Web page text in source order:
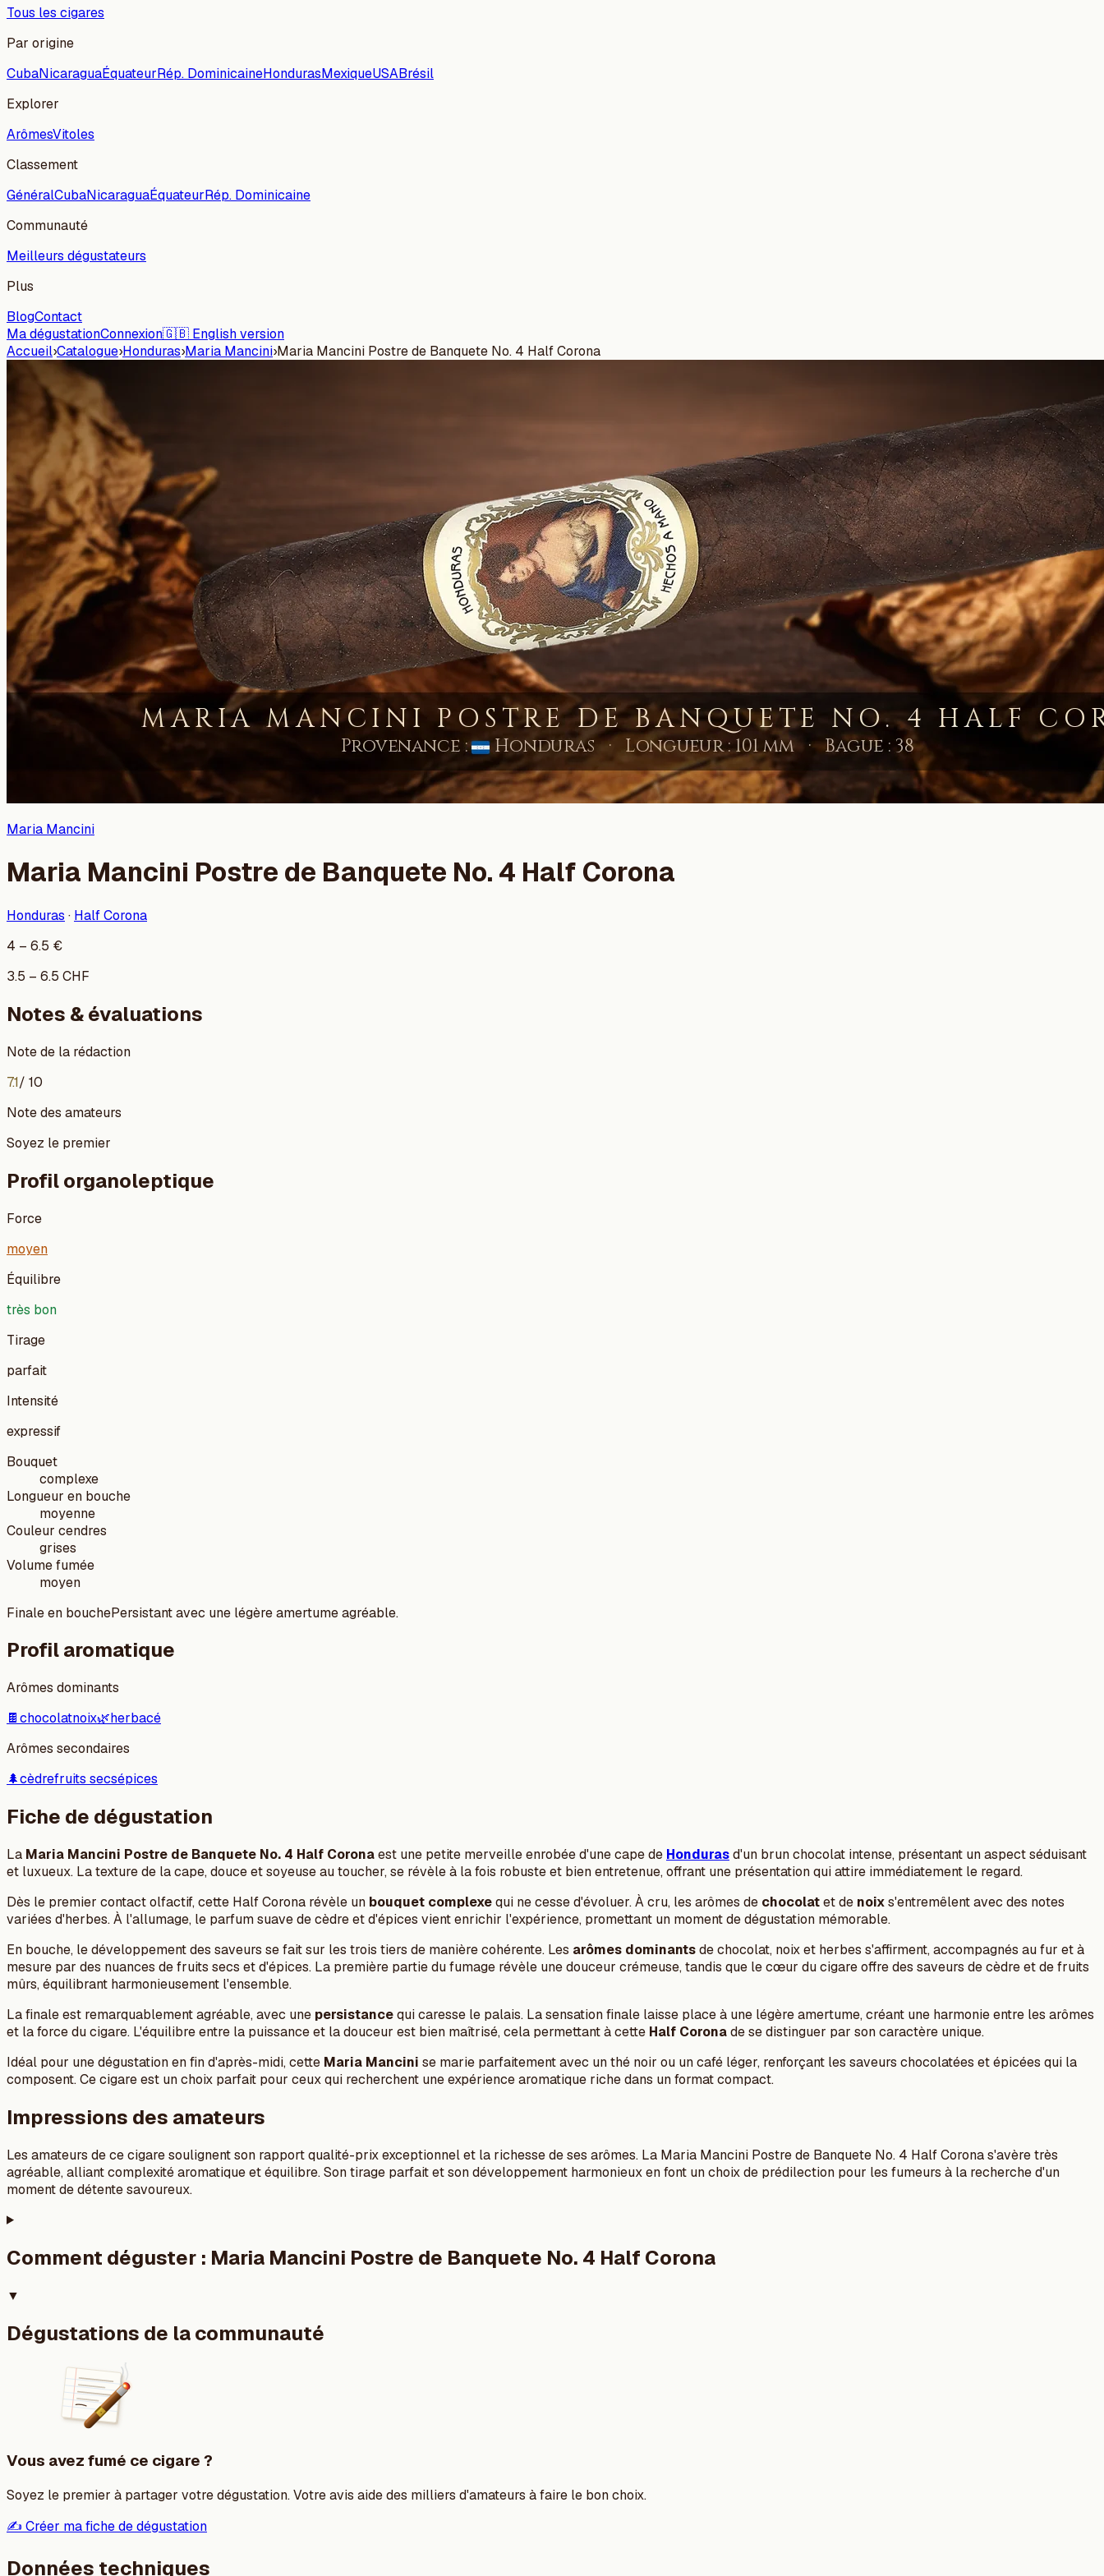
Tous les cigares
Par origine
CubaNicaraguaÉquateurRép. DominicaineHondurasMexiqueUSABrésil
Explorer
ArômesVitoles
Classement
GénéralCubaNicaraguaÉquateurRép. Dominicaine
Communauté
Meilleurs dégustateurs
Plus
BlogContact
Ma dégustationConnexion🇬🇧 English version
Accueil›Catalogue›Honduras›Maria Mancini›Maria Mancini Postre de Banquete No. 4 Half Corona
Maria Mancini
Maria Mancini Postre de Banquete No. 4 Half Corona
Honduras · Half Corona
4 – 6.5 €
3.5 – 6.5 CHF
Notes & évaluations
Note de la rédaction
7.1/ 10
Note des amateurs
Soyez le premier
Profil organoleptique
Force
moyen
Équilibre
très bon
Tirage
parfait
Intensité
expressif
Bouquet
complexe
Longueur en bouche
moyenne
Couleur cendres
grises
Volume fumée
moyen
Finale en bouchePersistant avec une légère amertume agréable.
Profil aromatique
Arômes dominants
🍫chocolatnoix🌿herbacé
Arômes secondaires
🌲cèdrefruits secsépices
Fiche de dégustation
La Maria Mancini Postre de Banquete No. 4 Half Coronaest une petite merveille enrobée d'une cape de Hondurasd'un brun chocolat intense, présentant un aspect séduisant
et luxueux. La texture de la cape, douce et soyeuse au toucher, se révèle à la fois robuste et bien entretenue, offrant une présentation qui attire immédiatement le regard.
Dès le premier contact olfactif, cette Half Corona révèle un bouquet complexequi ne cesse d'évoluer. À cru, les arômes de chocolatet de noixs'entremêlent avec des notes
variées d'herbes. À l'allumage, le parfum suave de cèdre et d'épices vient enrichir l'expérience, promettant un moment de dégustation mémorable.
En bouche, le développement des saveurs se fait sur les trois tiers de manière cohérente. Les arômes dominantsde chocolat, noix et herbes s'affirment, accompagnés au fur et à
mesure par des nuances de fruits secs et d'épices. La première partie du fumage révèle une douceur crémeuse, tandis que le cœur du cigare offre des saveurs de cèdre et de fruits
mûrs, équilibrant harmonieusement l'ensemble.
La finale est remarquablement agréable, avec une persistancequi caresse le palais. La sensation finale laisse place à une légère amertume, créant une harmonie entre les arômes
et la force du cigare. L'équilibre entre la puissance et la douceur est bien maîtrisé, cela permettant à cette Half Coronade se distinguer par son caractère unique.
Idéal pour une dégustation en fin d'après-midi, cette Maria Mancini se marie parfaitement avec un thé noir ou un café léger, renforçant les saveurs chocolatées et épicées qui la
composent. Ce cigare est un choix parfait pour ceux qui recherchent une expérience aromatique riche dans un format compact.
Impressions des amateurs
Les amateurs de ce cigare soulignent son rapport qualité-prix exceptionnel et la richesse de ses arômes. La Maria Mancini Postre de Banquete No. 4 Half Corona s'avère très
agréable, alliant complexité aromatique et équilibre. Son tirage parfait et son développement harmonieux en font un choix de prédilection pour les fumeurs à la recherche d'un
moment de détente savoureux.
Comment déguster : Maria Mancini Postre de Banquete No. 4 Half Corona
▼
Dégustations de la communauté
Vous avez fumé ce cigare ?
Soyez le premier à partager votre dégustation. Votre avis aide des milliers d'amateurs à faire le bon choix.
✍️ Créer ma fiche de dégustation
Données techniques